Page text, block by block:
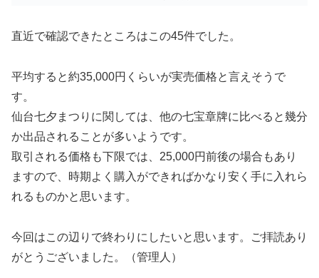
直近で確認できたところはこの45件でした。
平均すると約35,000円くらいが実売価格と言えそうで
す。
仙台七夕まつりに関しては、他の七宝章牌に比べると幾分
か出品されることが多いようです。
取引される価格も下限では、25,000円前後の場合もあり
ますので、時期よく購入ができればかなり安く手に入れら
れるものかと思います。
今回はこの辺りで終わりにしたいと思います。ご拝読あり
がとうございました。（管理人）